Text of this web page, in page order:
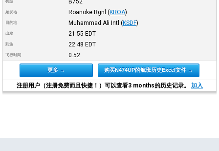
机型
始发地 Roanoke Rgnl (KROA)
目的地 Muhammad Ali Intl (KSDF)
出发 21:55 EDT
到达 22:48 EDT
飞行时间 0:52
更多 → 购买N474UP的航班历史Excel文件 →
注册用户（注册免费而且快捷！）可以查看3 months的历史记录。 加入